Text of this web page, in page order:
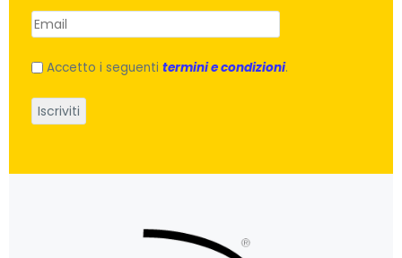
Accetto i seguenti termini e condizioni.